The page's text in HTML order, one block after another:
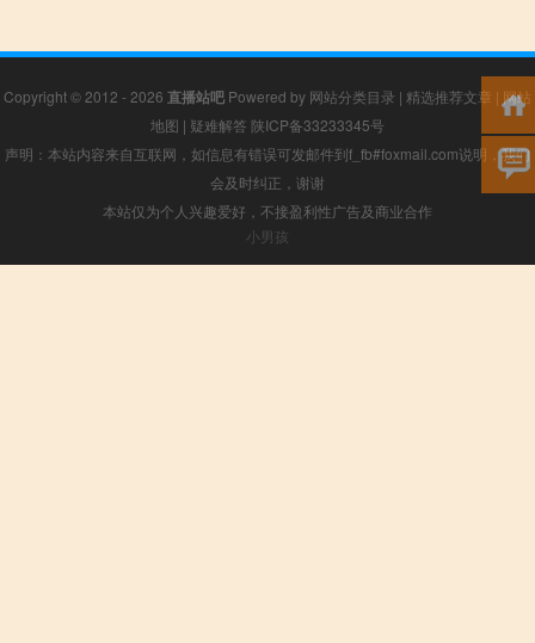
Copyright © 2012 - 2026 直播站吧 Powered by 网站分类目录 | 精选推荐文章 | 网站
地图 | 疑难解答 陕ICP备33233345号
声明：本站内容来自互联网，如信息有错误可发邮件到f_fb#foxmail.com说明，我们
会及时纠正，谢谢
本站仅为个人兴趣爱好，不接盈利性广告及商业合作
小男孩